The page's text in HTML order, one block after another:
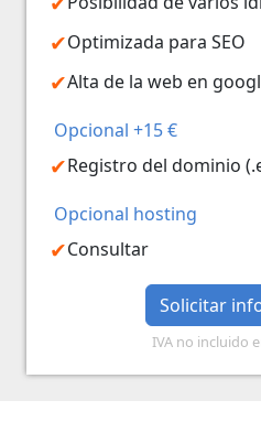
Optimizada para SEO
Alta de la web en
Opcional +15 €
Registro del dominio
Opcional hosting
Consultar
Solicitar
IVA no incluido